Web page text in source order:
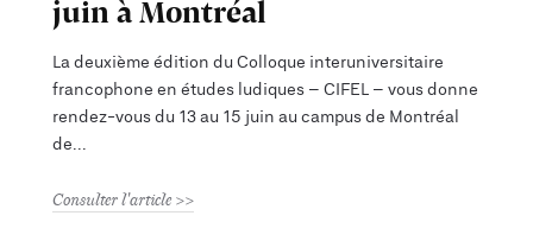
juin à Montréal
La deuxième édition du Colloque interuniversitaire
francophone en études ludiques – CIFEL – vous donne
rendez-vous du 13 au 15 juin au campus de Montréal
de
Consulter l'article